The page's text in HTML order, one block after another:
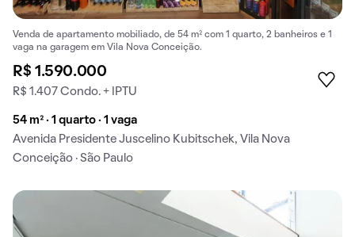
Venda de apartamento mobiliado, de 54 m² com 1 quarto, 2 banheiros e 1
vaga na garagem em Vila Nova Conceição.
R$ 1.590.000
R$ 1.407 Condo. + IPTU
54 m² · 1 quarto · 1 vaga
Avenida Presidente Juscelino Kubitschek, Vila Nova
Conceição · São Paulo